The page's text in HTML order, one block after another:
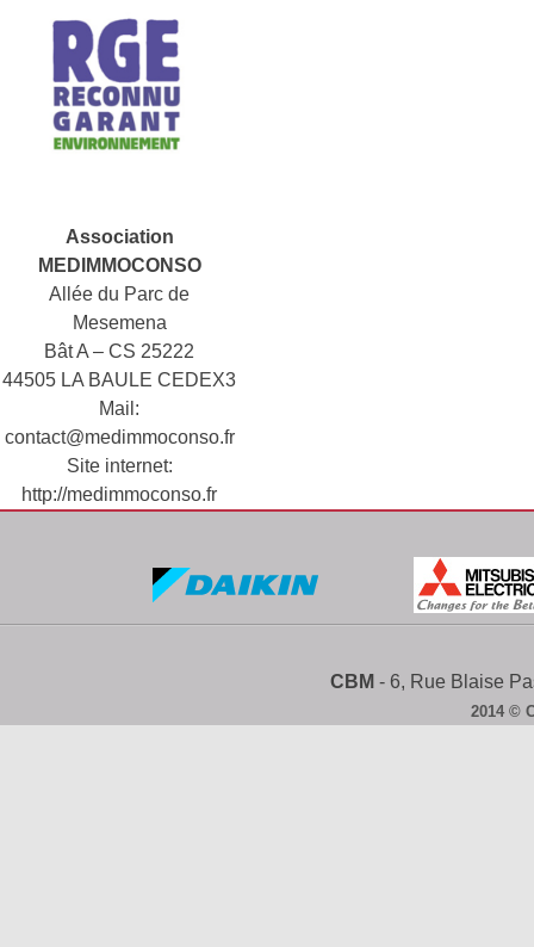
Association
MEDIMMOCONSO
Allée du Parc de
Mesemena
Bât A – CS 25222
44505 LA BAULE CEDEX3
Mail:
contact@medimmoconso.fr
Site internet:
http://medimmoconso.fr
CBM - 6, Rue Blaise
2014 ©